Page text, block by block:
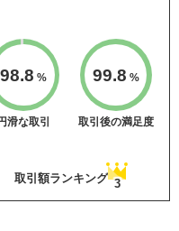
98.8 %
滑な取引
99.8 %
取引後の満足度
取引額ランキング 3